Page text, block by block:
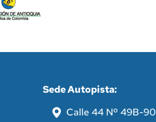
Sede Autopista:
Calle 44 Nº 49B-90